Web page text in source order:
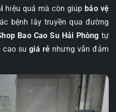
hiệu quả mà còn giúpbảo vệ
bệnh lây truyền qua đường
Bao Cao Su Hải Phòng tự
cao sugiá rẻ nhưng vẫn đảm